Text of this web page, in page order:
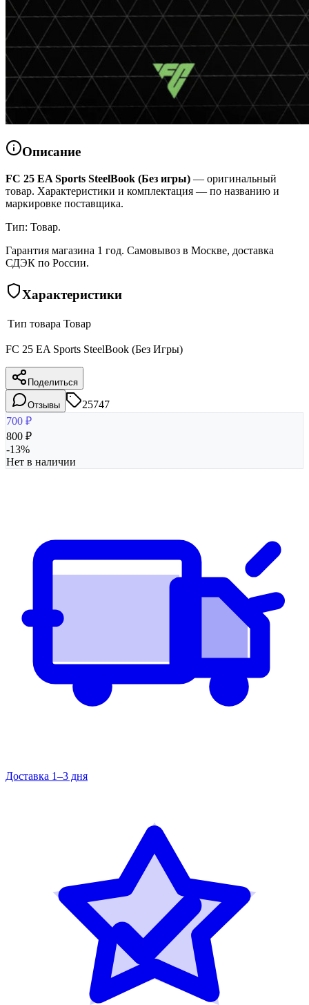
Описание
FC 25 EA Sports SteelBook (Без игры) — оригинальный
товар. Характеристики и комплектация — по названию и
маркировке поставщика.
Тип: Товар.
Гарантия магазина 1 год. Самовывоз в Москве, доставка
СДЭК по России.
Характеристики
Тип товара Товар
FC 25 EA Sports SteelBook (Без Игры)
Поделиться
Отзывы
25747
700 ₽
800 ₽
-13%
Нет в наличии
Доставка 1–3 дня